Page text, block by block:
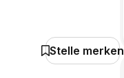
Stelle merken